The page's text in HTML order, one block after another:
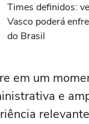
Times definidos:
Vasco poderá
do Brasil
em um
e